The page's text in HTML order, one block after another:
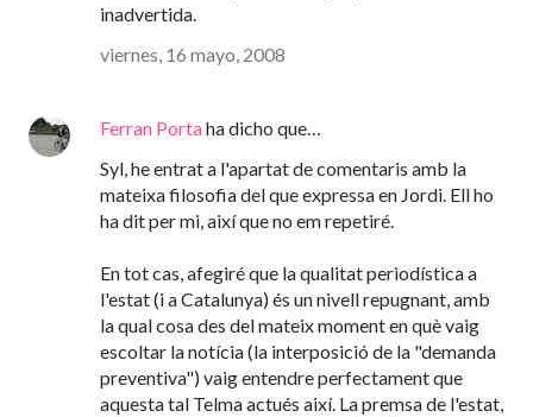
inadvertida.
viernes, 16 mayo, 2008
Ferran Portaha dicho que…
Syl, he entrat a l'apartat de comentaris amb la
mateixa filosofia del que expressa en Jordi. Ell ho
ha dit per mi, així que no em repetiré.
En tot cas, afegiré que la qualitat periodística a
l'estat (i a Catalunya) és un nivell repugnant, amb
la qual cosa des del mateix moment en què vaig
escoltar la notícia (la interposició de la "demanda
preventiva") vaig entendre perfectament que
aquesta tal Telma actués així. La premsa de l'estat,